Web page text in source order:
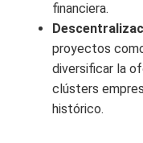
financiera.
proyectos
diversificar la
clústers
histórico.